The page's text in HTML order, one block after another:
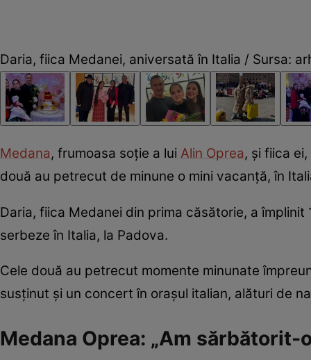
Daria, fiica Medanei, aniversată în Italia / Sursa:
Medana, frumoasa soție a lui Alin Oprea, și fiica
două au petrecut de minune o mini vacanță, în
Daria, fiica Medanei din prima căsătorie, a
serbeze în Italia, la Padova.
Cele două au petrecut momente minunate
susținut și un concert în orașul italian, alături de
Medana Oprea: „Am